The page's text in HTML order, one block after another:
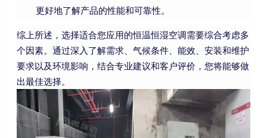
更好地了解产品的性能和可靠性。
综上所述，选择适合您应用的恒温恒湿空调需要综合考虑多
个因素。通过深入了解需求、气候条件、能效、安装和维护
要求以及环境影响，结合专业建议和客户评价，您将能够做
出最佳选择。